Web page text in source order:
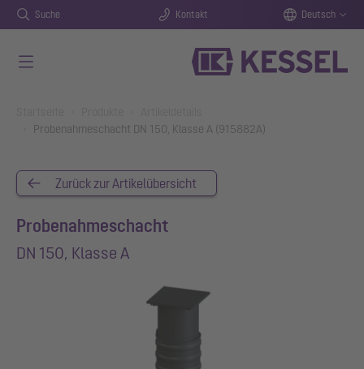
Suche Kontakt Deutsch
Probenahmeschacht DN 150, Klasse A (915882A)
Zurück zur Artikelübersicht
Probenahmeschacht
DN 150, Klasse A